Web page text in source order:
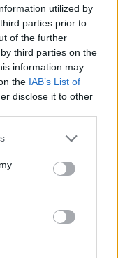
utilized by
parties prior to
of the further
third parties on the
information may
the IAB’s List of
disclose it to other
or more Google
You may click to
party tags to
in below Google